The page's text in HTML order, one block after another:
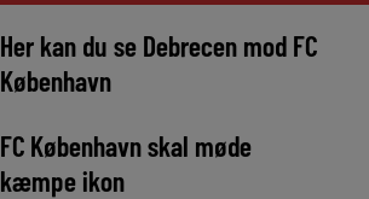
Her kan du se Debrecen mod FC
København
FC København skal møde
kæmpe ikon